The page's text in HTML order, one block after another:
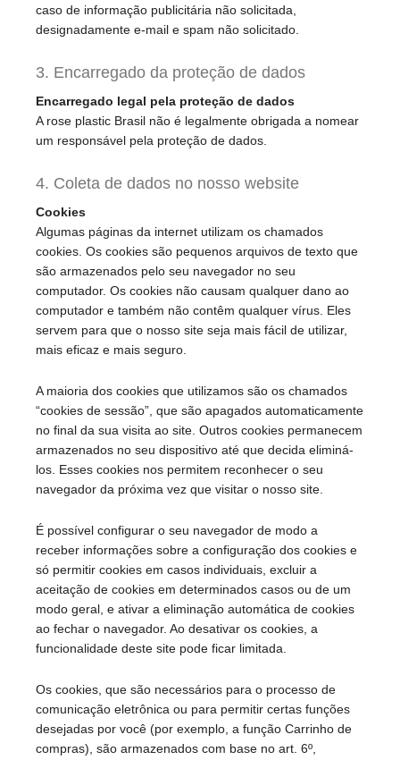
caso de informação publicitária não solicitada,
designadamente e-mail e spam não solicitado.
3. Encarregado da proteção de dados
Encarregado legal pela proteção de dados
A rose plastic Brasil não é legalmente obrigada a nomear
um responsável pela proteção de dados.
4. Coleta de dados no nosso website
Cookies
Algumas páginas da internet utilizam os chamados
cookies. Os cookies são pequenos arquivos de texto que
são armazenados pelo seu navegador no seu
computador. Os cookies não causam qualquer dano ao
computador e também não contêm qualquer vírus. Eles
servem para que o nosso site seja mais fácil de utilizar,
mais eficaz e mais seguro.
A maioria dos cookies que utilizamos são os chamados
“cookies de sessão”, que são apagados automaticamente
no final da sua visita ao site. Outros cookies permanecem
armazenados no seu dispositivo até que decida eliminá-
los. Esses cookies nos permitem reconhecer o seu
navegador da próxima vez que visitar o nosso site.
É possível configurar o seu navegador de modo a
receber informações sobre a configuração dos cookies e
só permitir cookies em casos individuais, excluir a
aceitação de cookies em determinados casos ou de um
modo geral, e ativar a eliminação automática de cookies
ao fechar o navegador. Ao desativar os cookies, a
funcionalidade deste site pode ficar limitada.
Os cookies, que são necessários para o processo de
comunicação eletrônica ou para permitir certas funções
desejadas por você (por exemplo, a função Carrinho de
compras), são armazenados com base no art. 6º,